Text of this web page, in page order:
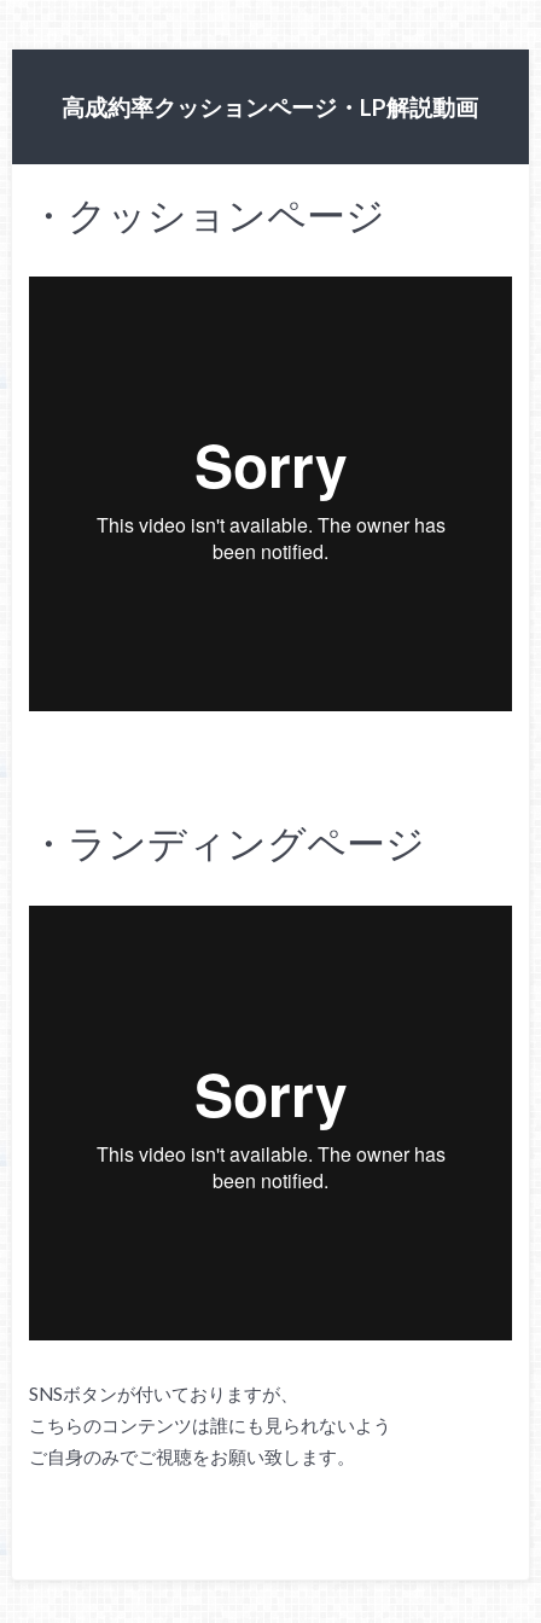
高成約率クッションページ・LP解説動画
・クッションページ
・ランディングページ
SNSボタンが付いておりますが、
こちらのコンテンツは誰にも見られないよう
ご自身のみでご視聴をお願い致します。